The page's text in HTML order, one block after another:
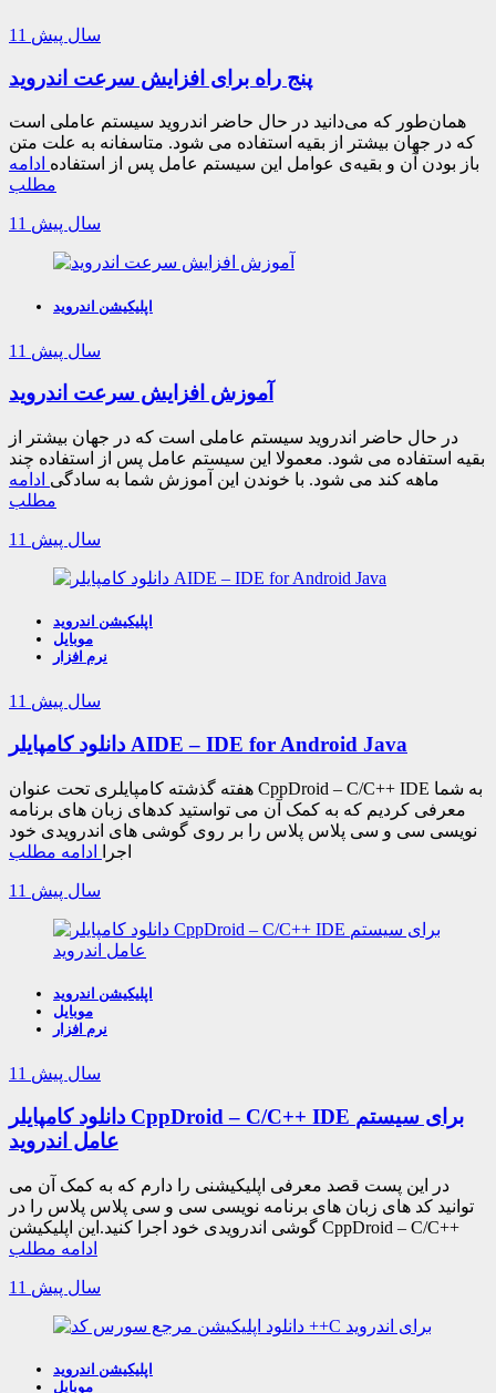
11 سال پیش
پنج راه برای افزایش سرعت اندروید
همان‌طور که می‌دانید در حال حاضر اندروید سیستم عاملی است
که در جهان بیشتر از بقیه استفاده می شود. متاسفانه به علت متن
باز بودن آن و بقیه‌ی عوامل این سیستم عامل پس از استفاده ادامه
مطلب
11 سال پیش
اپلیکیشن اندروید
11 سال پیش
آموزش افزایش سرعت اندروید
در حال حاضر اندروید سیستم عاملی است که در جهان بیشتر از
بقیه استفاده می شود. معمولا این سیستم عامل پس از استفاده چند
ماهه کند می شود. با خوندن این آموزش شما به سادگی ادامه
مطلب
11 سال پیش
اپلیکیشن اندروید
موبایل
نرم افزار
11 سال پیش
دانلود کامپایلر AIDE – IDE for Android Java
هفته گذشته کامپایلری تحت عنوان CppDroid – C/C++ IDE به شما
معرفی کردیم که به کمک آن می تواستید کدهای زبان های برنامه
نویسی سی و سی پلاس پلاس را بر روی گوشی های اندرویدی خود
اجرا
ادامه مطلب
11 سال پیش
اپلیکیشن اندروید
موبایل
نرم افزار
11 سال پیش
دانلود کامپایلر CppDroid – C/C++ IDE برای سیستم
عامل اندروید
در این پست قصد معرفی اپلیکیشنی را دارم که به کمک آن می
توانید کد های زبان های برنامه نویسی سی و سی پلاس پلاس را در
گوشی اندرویدی خود اجرا کنید.این اپلیکیشن CppDroid – C/C++
ادامه مطلب
11 سال پیش
اپلیکیشن اندروید
موبایل